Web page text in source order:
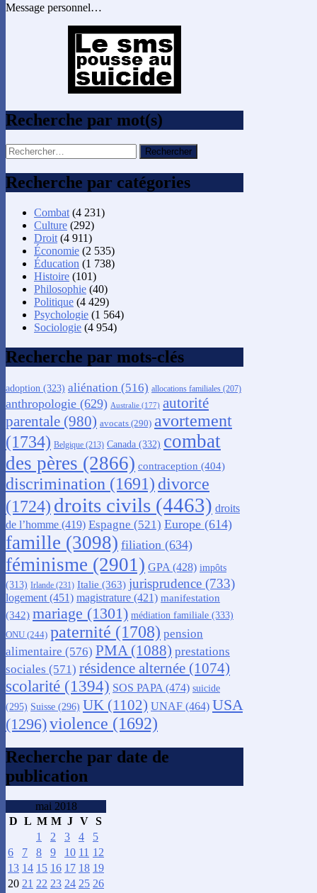
Message personnel…
Recherche par mot(s)
Rechercher :
Recherche par catégories
Combat (4 231)
Culture (292)
Droit (4 911)
Économie (2 535)
Éducation (1 738)
Histoire (101)
Philosophie (40)
Politique (4 429)
Psychologie (1 564)
Sociologie (4 954)
Recherche par mots-clés
adoption (323) aliénation (516) allocations familiales (207)
anthropologie (629) Australie (177) autorité
parentale (980) avocats (290) avortement
(1734) Belgique (213) Canada (332) combat
des pères (2866) contraception (404)
discrimination (1691) divorce
(1724) droits civils (4463) droits
de l’homme (419) Espagne (521) Europe (614)
famille (3098) filiation (634)
féminisme (2901) GPA (428) impôts
(313) Irlande (231) Italie (363) jurisprudence (733)
logement (451) magistrature (421) manifestation
(342) mariage (1301) médiation familiale (333)
ONU (244) paternité (1708) pension
alimentaire (576) PMA(1088) prestations
sociales (571) résidence alternée (1074)
scolarité (1394) SOS PAPA(474) suicide
(295) Suisse (296) UK (1102) UNAF (464) USA
(1296)violence (1692)
Recherche par date de
publication
mai 2018
D L M M J V S
1
2 3 4
5
6
7 8 9 10 11 12
13 14 15 16 17 18 19
20 21 22 23 24 25 26